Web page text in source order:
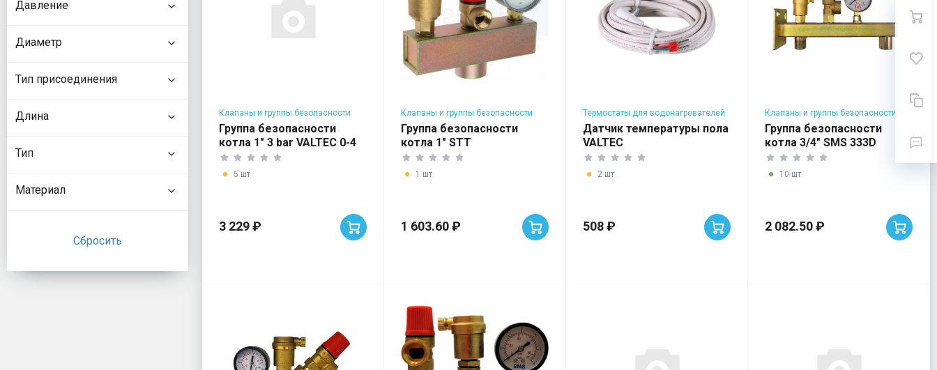
Клапаны и группы безопасности
для котлов
Группа безопасности
котла 1" 3 bar VALTEC 0-4
бар
5 шт
3 229 ₽
Клапаны и группы безопасности
для котлов
Группа безопасности
котла 1" STT
1 шт
1 603.60 ₽
Термостаты для водонагревателей
и приборы управления
Датчик температуры пола
VALTEC
2 шт
508 ₽
Клапаны и группы безопасности
для котлов
Группа безопасности
котла 3/4" SMS 333D
10 шт
2 082.50 ₽
Давление
Диаметр
Тип присоединения
Длина
Тип
Материал